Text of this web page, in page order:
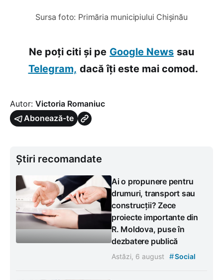
Sursa foto: Primăria municipiului Chișinău
Ne poți citi și pe Google News sau
Telegram, dacă îți este mai comod.
Autor: Victoria Romaniuc
Abonează-te
Știri recomandate
Ai o propunere pentru
drumuri, transport sau
construcții? Zece
proiecte importante din
R. Moldova, puse în
dezbatere publică
Astăzi, 6 august #Social